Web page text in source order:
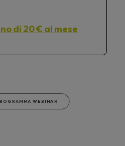
di 20 € al mese
WEBINAR